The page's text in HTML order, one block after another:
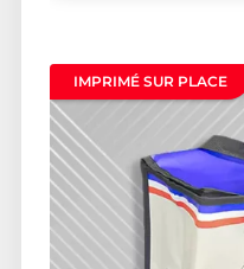
IMPRIMÉ SUR PLACE